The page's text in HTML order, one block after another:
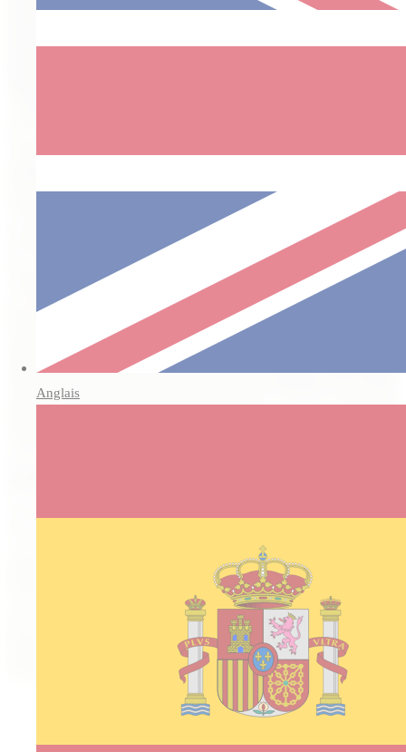
Anglais
du Minihic-sur-Rance
Le GR34, également connu sous le nom de Sentier des Douaniers,